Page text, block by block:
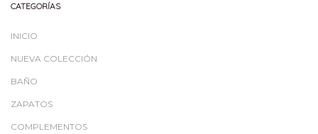
CATEGORÍAS
INICIO
NUEVA COLECCIÓN
BAÑO
ZAPATOS
COMPLEMENTOS